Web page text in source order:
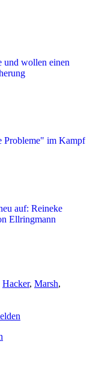
Hacker, Marsh,